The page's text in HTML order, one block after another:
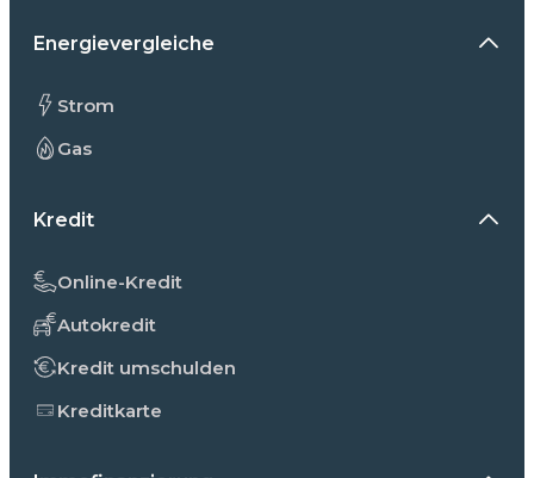
Energievergleiche
Strom
Gas
Kredit
Online-Kredit
Autokredit
Kredit umschulden
Kreditkarte